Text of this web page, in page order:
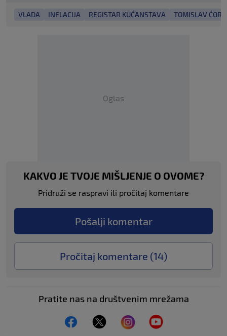
VLADA INFLACIJA REGISTAR KUĆANSTAVA TOMISLAV
Oglas
KAKVO JE TVOJE MIŠLJENJE O OVOME?
Pridruži se raspravi ili pročitaj komentare
Pošalji komentar
Pročitaj komentare (14)
Pratite nas na društvenim mrežama